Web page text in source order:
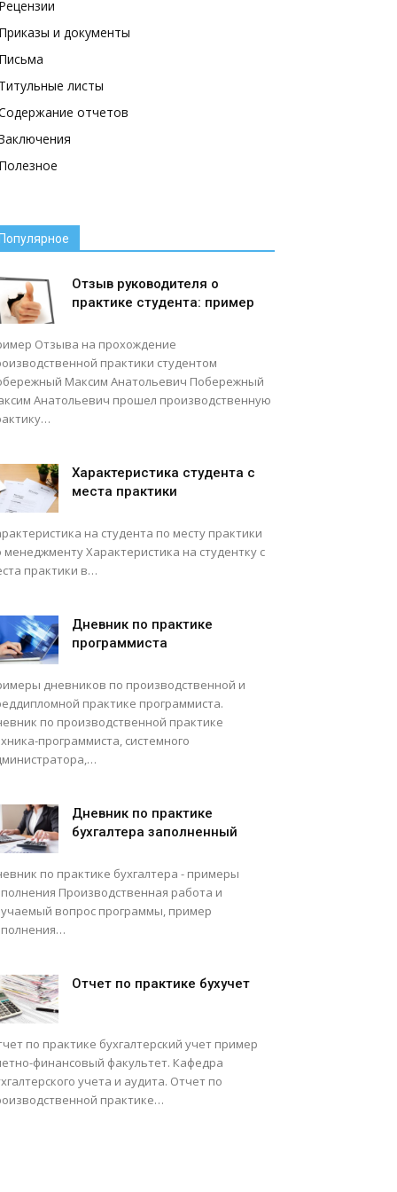
и документы
листы
отчетов
Отзыв руководителя о
практике студента: пример
Отзыва на прохождение
практики студентом
Максим Анатольевич Побережный
Анатольевич прошел производственную
Характеристика студента с
места практики
на студента по месту практики
менеджменту Характеристика на студентку с
практики в…
Дневник по практике
программиста
дневников по производственной и
практике программиста.
по производственной практике
программиста, системного
Дневник по практике
бухгалтера заполненный
по практике бухгалтера - примеры
Производственная работа и
вопрос программы, пример
Отчет по практике бухучет
по практике бухгалтерский учет пример
финансовый факультет. Кафедра
учета и аудита. Отчет по
практике…